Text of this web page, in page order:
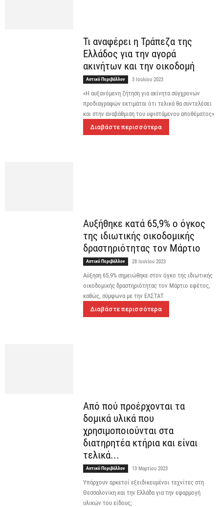
Τι αναφέρει η Τράπεζα της
Ελλάδος για την αγορά
ακινήτων και την οικοδομή
Αστικό Περιβάλλον 3 Ιουλίου 2023
«Η αυξανόμενη ζήτηση για ακίνητα σύγχρονων
προδιαγραφών εκτιμάται ότι τελικά θα συντελέσει
και στην αναβάθμιση του υφιστάμενου αποθέματος»
Διαβάστε περισσότερα
Αυξήθηκε κατά 65,9% ο όγκος
της ιδιωτικής οικοδομικής
δραστηριότητας τον Μάρτιο
Αστικό Περιβάλλον 28 Ιουνίου 2023
Αύξηση 65,9% σημειώθηκε στον όγκο της ιδιωτικής
οικοδομικής δραστηριότητας τον Μάρτιο εφέτος,
καθώς, σύμφωνα με την ΕΛΣΤΑΤ
Διαβάστε περισσότερα
Από πού προέρχονται τα
δομικά υλικά που
χρησιμοποιούνται στα
διατηρητέα κτήρια και είναι
τελικά...
Αστικό Περιβάλλον 13 Μαρτίου 2023
Υπάρχουν αρκετοί εξειδικευμένοι τεχνίτες στη
Θεσσαλονίκη και την Ελλάδα για την εφαρμογή
υλικών του είδους;